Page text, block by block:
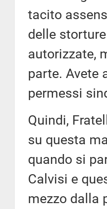
tacito
delle
autorizzate,
parte. Avete
permessi
Quindi,
su questa
quando si
Calvisi e
mezzo dalla